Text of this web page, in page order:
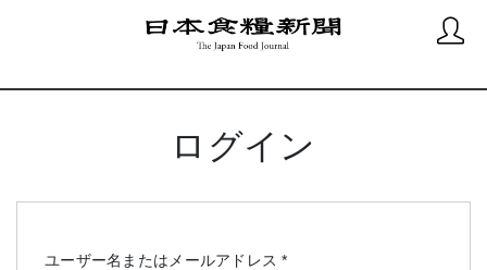
ログイン
ユーザー名またはメールアドレス*必